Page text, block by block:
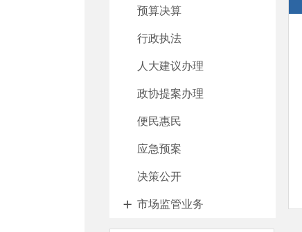
预算决算
行政执法
人大建议办理
政协提案办理
便民惠民
应急预案
决策公开
市场监管业务